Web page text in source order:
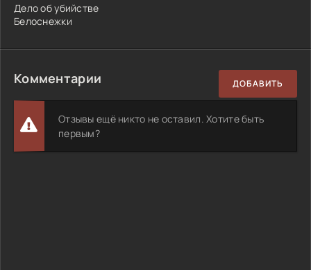
Дело об убийстве
Белоснежки
Комментарии ДОБАВИТЬ
Отзывы ещё никто не оставил. Хотите быть
первым?